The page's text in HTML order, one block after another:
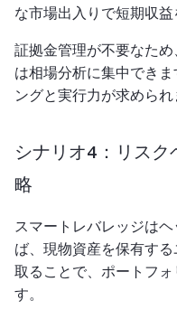
な市場出入りで短期収益
証拠金管理が不要なた
は相場分析に集中でき
ングと実行力が求められ
シナリオ4：リス
略
スマートレバレッジは
ば、現物資産を保有す
取ることで、ポートフ
す。